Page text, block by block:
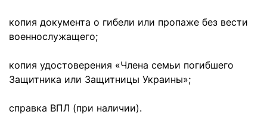
копия документа о гибели или пропаже без вести
военнослужащего;
копия удостоверения «Члена семьи погибшего
Защитника или Защитницы Украины»;
справка ВПЛ (при наличии).